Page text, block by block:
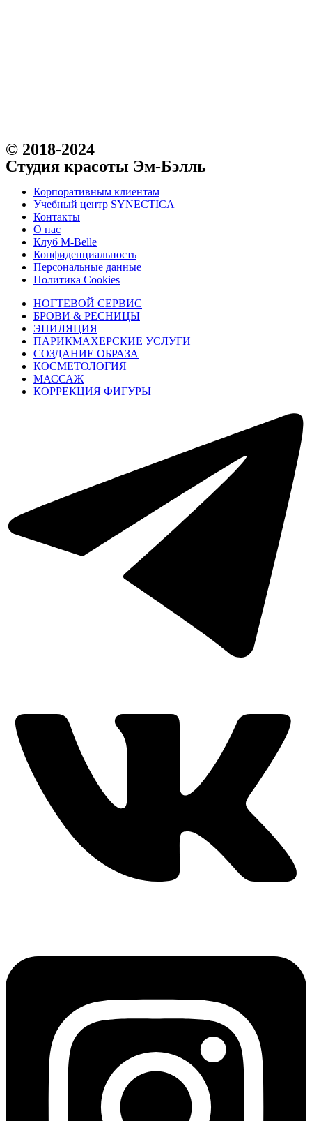
© 2018-2024
Студия красоты Эм-Бэлль
Корпоративным клиентам
Учебный центр SYNECTICA
Контакты
О нас
Клуб M-Belle
Конфиденциальность
Персональные данные
Политика Cookies
НОГТЕВОЙ СЕРВИС
БРОВИ & РЕСНИЦЫ
ЭПИЛЯЦИЯ
ПАРИКМАХЕРСКИЕ УСЛУГИ
СОЗДАНИЕ ОБРАЗА
КОСМЕТОЛОГИЯ
МАССАЖ
КОРРЕКЦИЯ ФИГУРЫ